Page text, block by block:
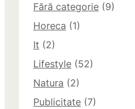
Fără categorie (9)
Horeca (1)
It (2)
Lifestyle (52)
Natura (2)
Publicitate (7)